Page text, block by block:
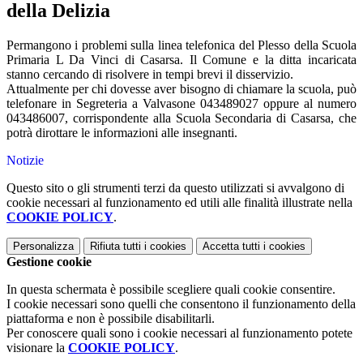
della Delizia
Permangono i problemi sulla linea telefonica del Plesso della Scuola
Primaria L Da Vinci di Casarsa. Il Comune e la ditta incaricata
stanno cercando di risolvere in tempi brevi il disservizio.
Attualmente per chi dovesse aver bisogno di chiamare la scuola, può
telefonare in Segreteria a Valvasone 043489027 oppure al numero
043486007, corrispondente alla Scuola Secondaria di Casarsa, che
potrà dirottare le informazioni alle insegnanti.
Notizie
Questo sito o gli strumenti terzi da questo utilizzati si avvalgono di
cookie necessari al funzionamento ed utili alle finalità illustrate nella
COOKIE POLICY.
Personalizza Rifiuta tutti i cookies Accetta tutti i cookies
Gestione cookie
In questa schermata è possibile scegliere quali cookie consentire.
I cookie necessari sono quelli che consentono il funzionamento della
piattaforma e non è possibile disabilitarli.
Per conoscere quali sono i cookie necessari al funzionamento potete
visionare la COOKIE POLICY.